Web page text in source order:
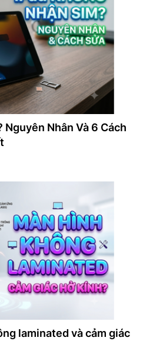
Nguyên Nhân Và 6 Cách
laminated và cảm giác